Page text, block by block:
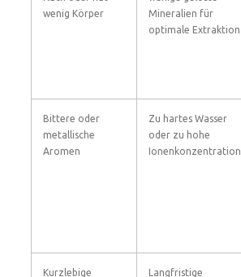
wenig Körper
Mineralien für
optimale Extraktion
Bittere oder
metallische
Aromen
Zu hartes Wasser
oder zu hohe
Ionenkonzentration
Kurzlebige
Langfristige